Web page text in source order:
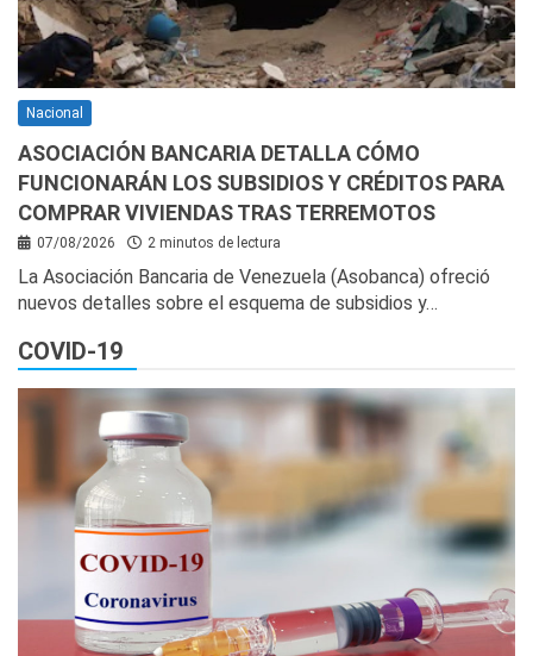
Nacional
ASOCIACIÓN BANCARIA DETALLA CÓMO
FUNCIONARÁN LOS SUBSIDIOS Y CRÉDITOS PARA
COMPRAR VIVIENDAS TRAS TERREMOTOS
07/08/2026 2 minutos de lectura
La Asociación Bancaria de Venezuela (Asobanca) ofreció
nuevos detalles sobre el esquema de subsidios y…
COVID-19